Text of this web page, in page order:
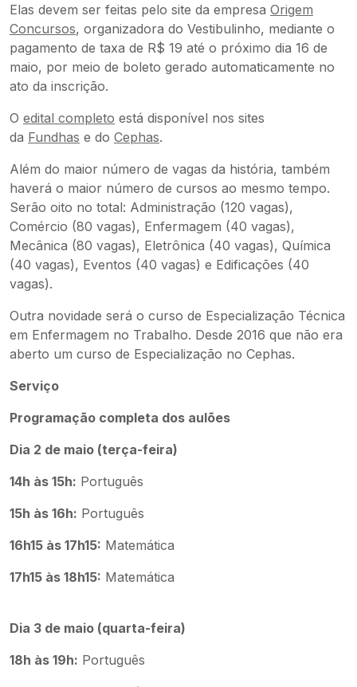
Elas devem ser feitas pelo site da empresa Origem
Concursos, organizadora do Vestibulinho, mediante o
pagamento de taxa de R$ 19 até o próximo dia 16 de
maio, por meio de boleto gerado automaticamente no
ato da inscrição.
O edital completo está disponível nos sites
da Fundhas e do Cephas.
Além do maior número de vagas da história, também
haverá o maior número de cursos ao mesmo tempo.
Serão oito no total: Administração (120 vagas),
Comércio (80 vagas), Enfermagem (40 vagas),
Mecânica (80 vagas), Eletrônica (40 vagas), Química
(40 vagas), Eventos (40 vagas) e Edificações (40
vagas).
Outra novidade será o curso de Especialização Técnica
em Enfermagem no Trabalho. Desde 2016 que não era
aberto um curso de Especialização no Cephas.
Serviço
Programação completa dos aulões
Dia 2 de maio (terça-feira)
14h às 15h: Português
15h às 16h: Português
16h15 às 17h15: Matemática
17h15 às 18h15: Matemática
Dia 3 de maio (quarta-feira)
18h às 19h: Português